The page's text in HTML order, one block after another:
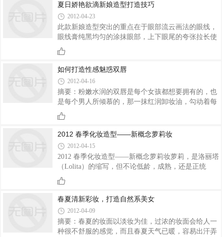
夏日娇艳欲滴新娘造型打造技巧
2012-04-23
此款新娘造型突出的重点在于眼部流云画法的眼线，
眼线膏纯黑均匀的涂抹眼部，上下眼尾的夸张拉长使
新娘妆容更加性感，下眼线眼尾处的涂抹更使妆容干
净清爽，灰白色的眼影显得眼部优雅而闪亮，亮粉的
唇彩和腮红颜色一致，更突出此款妆容的简单大方。
如何打造性感魅惑双唇
2012-04-16
摘要：粉嫩水润的双唇是每个女孩都想要拥有的，也
是每个男人所倾慕的，那一抹红润卸妆油，勾动着每
一个人的心魂，散发出无尽的魅惑。下面，跟随北京
流行彩妆一起看看如何打造性感魅惑双唇吧...(1)用唇
刷蘸一点儿无色的润肤油，先滋润唇部，便于上色。
(2)在嘴唇周围的皮肤上拍些散粉使唇边部位呈粉质状
态，以免……
2012 春季化妆造型——新概念萝莉妆
2012-04-15
2012 春季化妆造型——新概念萝莉妆萝莉，是洛丽塔
（Lolita）的缩写，但不论低龄，成熟，还是正统
LOLI，都是年轻，可爱的象征，是上天赐予的宝
物，是凡间的精灵，是人间的天使……面部幼小、身
材娇小，说话声音细细柔柔，流行于少众的青少年，
其中以女性占多。萝莉分类
春夏清新彩妆，打造自然系美女
2012-04-09
摘要：春夏的妆面以淡妆为佳，过浓的妆面会给人一
种很不舒服的感觉，而且春夏天气已暖，容易出汗弄